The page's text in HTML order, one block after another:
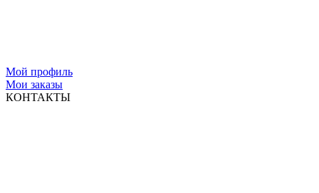
Мой профиль
Мои заказы
КОНТАКТЫ